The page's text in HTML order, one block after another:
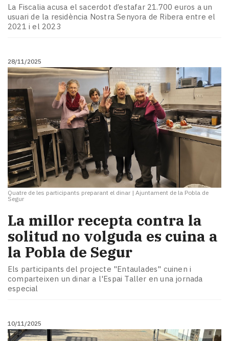
La Fiscalia acusa el sacerdot d’estafar 21.700 euros a un
usuari de la residència Nostra Senyora de Ribera entre el
2021 i el 2023
28/11/2025
Quatre de les participants preparant el dinar | Ajuntament de la Pobla de
Segur
La millor recepta contra la
solitud no volguda es cuina a
la Pobla de Segur
Els participants del projecte "Entaulades" cuinen i
comparteixen un dinar a l'Espai Taller en una jornada
especial
10/11/2025